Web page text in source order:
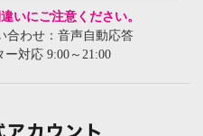
いにご注意ください。
合わせ：音声自動応答
対応 9:00～21:00